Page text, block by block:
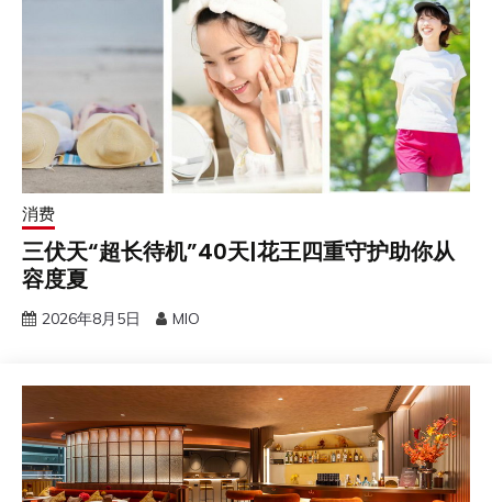
消费
三伏天“超长待机”40天|花王四重守护助你从
容度夏
2026年8月5日 MIO